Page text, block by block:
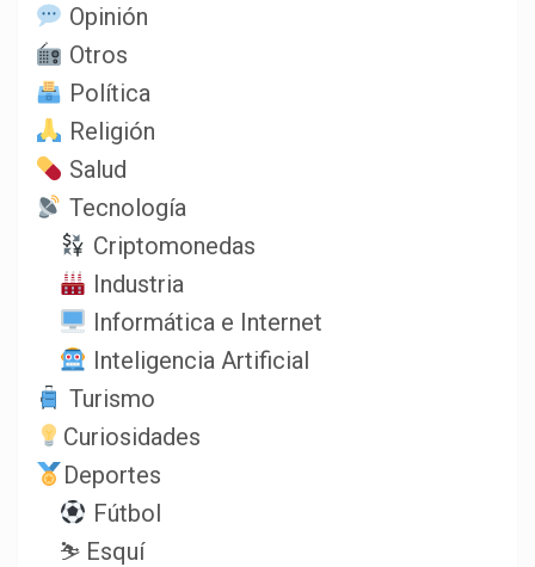
Opinión
Otros
Política
Religión
Salud
Tecnología
Criptomonedas
Industria
Informática e Internet
Inteligencia Artificial
Turismo
Curiosidades
Deportes
Fútbol
⛷️ Esquí